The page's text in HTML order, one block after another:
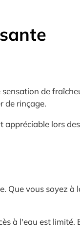
de
de rinçage.
lors
Que vous soyez à
à l'eau est limité.